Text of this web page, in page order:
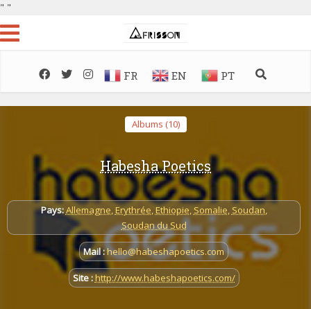
" "
FR EN PT
Albums (10)
Habesha Poetics
Pays:Allemagne, Erythrée,Ethiopie,Somalie, Soudan,
Soudan du Sud
Mail :hello@habeshapoetics.com
Site :http://www.habeshapoetics.com/